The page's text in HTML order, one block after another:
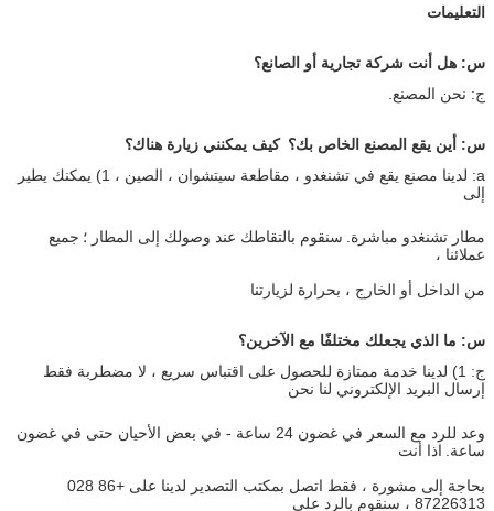
التعليمات
س: هل أنت شركة تجارية أو الصانع؟
ج: نحن المصنع.
س: أين يقع المصنع الخاص بك؟ كيف يمكنني زيارة هناك؟
a: لدينا مصنع يقع في تشنغدو ، مقاطعة سيتشوان ، الصين ، 1) يمكنك يطير
إلى
مطار تشنغدو مباشرة. سنقوم بالتقاطك عند وصولك إلى المطار ؛ جميع
عملائنا ،
من الداخل أو الخارج ، بحرارة لزيارتنا
س: ما الذي يجعلك مختلفًا مع الآخرين؟
ج: 1) لدينا خدمة ممتازة للحصول على اقتباس سريع ، لا مضطربة فقط
إرسال البريد الإلكتروني لنا نحن
وعد للرد مع السعر في غضون 24 ساعة - في بعض الأحيان حتى في غضون
ساعة. اذا أنت
بحاجة إلى مشورة ، فقط اتصل بمكتب التصدير لدينا على +86 028
87226313 ، سنقوم بالرد على